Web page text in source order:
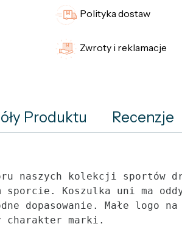
Polityka dostaw
Zwroty i reklamacje
Produktu Recenzje
naszych kolekcji sportów
sporcie. Koszulka uni ma
dopasowanie. Małe logo na
charakter marki.